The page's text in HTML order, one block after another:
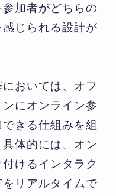
加者がどちらの
じられる設計が
おいては、オフ
にオンライン参
きる仕組みを組
体的には、オン
けるインタラク
リアルタイムで